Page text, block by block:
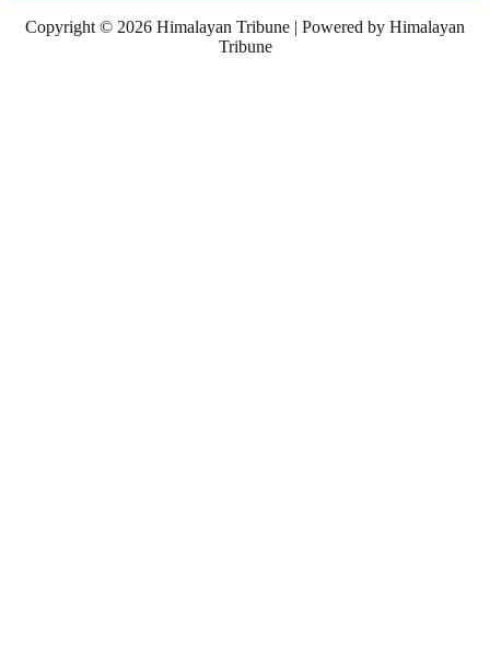
Copyright © 2026 Himalayan Tribune | Powered by Himalayan
Tribune